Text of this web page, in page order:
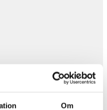
Om